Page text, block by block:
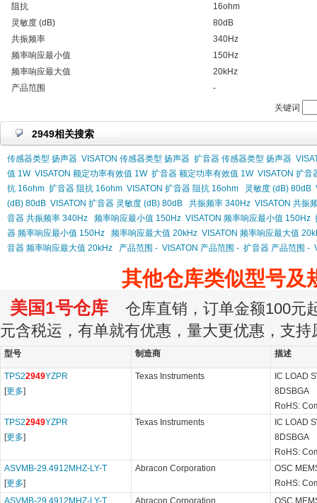
阻抗
16ohm
灵敏度 (dB)
80dB
共振频率
340Hz
频率响应最小值
150Hz
频率响应最大值
20kHz
产品范围
-
关键词
2949相关搜索
传感器类型 扬声器 VISATON 传感器类型 扬声器 扩音器 传感器类型 扬声器
值 1W VISATON 额定功率有效值 1W 扩音器 额定功率有效值 1W VISATON 扩音
抗 16ohm 扩音器 阻抗 16ohm VISATON 扩音器 阻抗 16ohm 灵敏度 (dB) 80dB
(dB) 80dB VISATON 扩音器 灵敏度 (dB) 80dB 共振频率 340Hz VISATON 共振
音器 共振频率 340Hz
频率响应最小值 150Hz VISATON 频率响应最小值 150Hz
器 频率响应最小值 150Hz
频率响应最大值 20kHz VISATON 频率响应最大值
音器 频率响应最大值 20kHz
产品范围 - VISATON 产品范围 - 扩音器 产品范围 -
其他仓库类似型号及
美国1号仓库 仓库直销，订单金额100元
元含税运，有单就有优惠，量大更优惠，支持
型号 制造商 描述
TPS22949YZPR
[更多]
Texas Instruments
IC LOAD
8DSBGA
RoHS:
TPS22949YZPR
[更多]
Texas Instruments
IC LOAD
8DSBGA
RoHS:
ASVMB-29.4912MHZ-LY-T
[更多]
Abracon Corporation
OSC
RoHS:
ASVMB-29.4912MHZ-LY-T
Abracon Corporation
OSC